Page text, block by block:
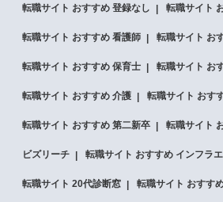
転職サイト おすすめ 登録なし 転職サイト
転職サイト おすすめ 看護師 転職サイト お
転職サイト おすすめ 保育士 転職サイト お
転職サイト おすすめ 介護 転職サイト おす
転職サイト おすすめ 第二新卒 転職サイト
ビズリーチ 転職サイト おすすめ インフラ
転職サイト 20代診断窓 転職サイト おすす